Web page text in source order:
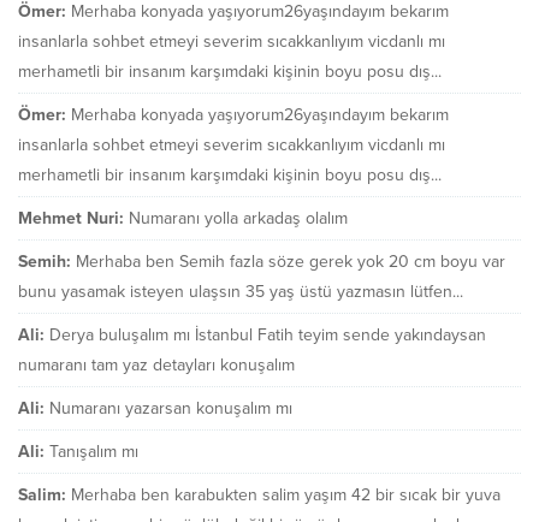
Ömer: Merhaba konyada yaşıyorum26yaşındayım bekarım
insanlarla sohbet etmeyi severim sıcakkanlıyım vicdanlı mı
merhametli bir insanım karşımdaki kişinin boyu posu dış...
Ömer: Merhaba konyada yaşıyorum26yaşındayım bekarım
insanlarla sohbet etmeyi severim sıcakkanlıyım vicdanlı mı
merhametli bir insanım karşımdaki kişinin boyu posu dış...
Mehmet Nuri: Numaranı yolla arkadaş olalım
Semih: Merhaba ben Semih fazla söze gerek yok 20 cm boyu var
bunu yasamak isteyen ulaşsın 35 yaş üstü yazmasın lütfen...
Ali: Derya buluşalım mı İstanbul Fatih teyim sende yakındaysan
numaranı tam yaz detayları konuşalım
Ali: Numaranı yazarsan konuşalım mı
Ali: Tanışalım mı
Salim: Merhaba ben karabukten salim yaşım 42 bir sıcak bir yuva